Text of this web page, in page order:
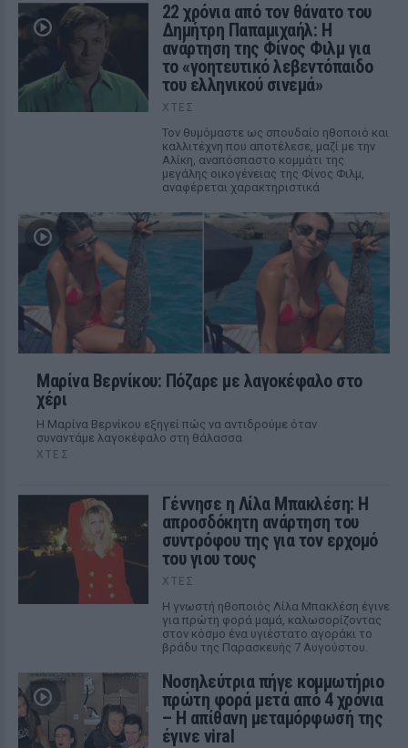
22 χρόνια από τον θάνατο του
Δημήτρη Παπαμιχαήλ: Η
ανάρτηση της Φίνος Φιλμ για
το «γοητευτικό λεβεντόπαιδο
του ελληνικού σινεμά»
ΧΤΕΣ
Τον θυμόμαστε ως σπουδαίο ηθοποιό και
καλλιτέχνη που αποτέλεσε, μαζί με την
Αλίκη, αναπόσπαστο κομμάτι της
μεγάλης οικογένειας της Φίνος Φιλμ,
αναφέρεται χαρακτηριστικά
Μαρίνα Βερνίκου: Πόζαρε με λαγοκέφαλο στο
χέρι
Η Μαρίνα Βερνίκου εξηγεί πώς να αντιδρούμε όταν
συναντάμε λαγοκέφαλο στη θάλασσα
ΧΤΕΣ
Γέννησε η Λίλα Μπακλέση: Η
απροσδόκητη ανάρτηση του
συντρόφου της για τον ερχομό
του γιου τους
ΧΤΕΣ
Η γνωστή ηθοποιός Λίλα Μπακλέση έγινε
για πρώτη φορά μαμά, καλωσορίζοντας
στον κόσμο ένα υγιέστατο αγοράκι το
βράδυ της Παρασκευής 7 Αυγούστου.
Νοσηλεύτρια πήγε κομμωτήριο
πρώτη φορά μετά από 4 χρόνια
– Η απίθανη μεταμόρφωσή της
έγινε viral